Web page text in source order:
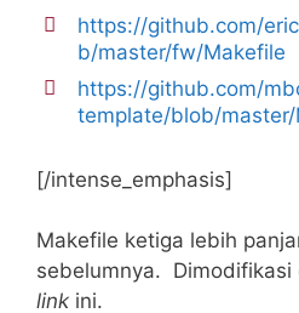
https://github.com/
b/master/fw/Makefile
https://github.com/
template/blob/master/
[/intense_emphasis]
Makefile ketiga lebih
sebelumnya. Dimodifikasi
link ini.